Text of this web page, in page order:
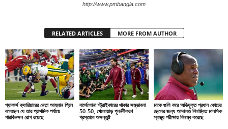
http://www.pmbangla.com
RELATED ARTICLES MORE FROM AUTHOR
প্যাকার্স ক্যারিয়ারের নেতা আহমান গ্রিন
বলেছেন যে তার প্রাথমিক পর্যায়ে
পারকিনসন রোগ রয়েছে
বার্সেলোনা স্ট্রাইকারের থাকার সম্ভাবনা
50-50, খেলোয়াড় পুনর্নবীকরণ
প্রস্তাবে অসন্তুষ্ট
মাকে গুলি করে অভিযুক্ত প্রধান কোচের
ছেলের জন্য আদালত বিলম্বিত মানসিক
স্বাস্থ্য পরীক্ষায় বিলম্ব করেছে